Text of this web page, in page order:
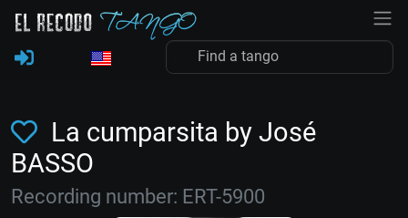
La cumparsita by José
BASSO
Recording number: ERT-5900